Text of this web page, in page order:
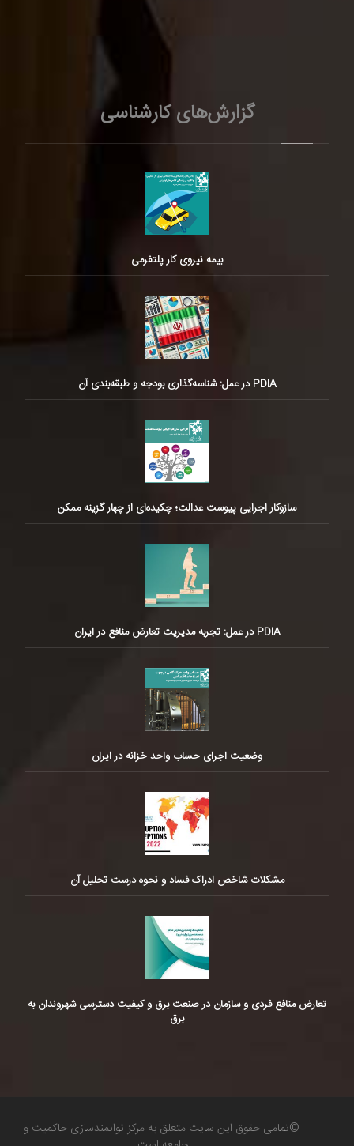
گزارش‌های کارشناسی
بیمه نیروی کار پلتفرمی
PDIA در عمل: شناسه‌گذاری بودجه و طبقه‌بندی آن
سازوکار اجرایی پیوست عدالت؛ چکیده‌ای از چهار گزینه ممکن
PDIA در عمل: تجربه مدیریت تعارض منافع در ایران
وضعیت اجرای حساب واحد خزانه در ایران
مشکلات شاخص ادراک فساد و نحوه درست تحلیل آن
تعارض منافع فردی و سازمان در صنعت برق و کیفیت دسترسی شهروندان به
برق
©تمامی حقوق این سایت متعلق به مرکز توانمندسازی حاکمیت و